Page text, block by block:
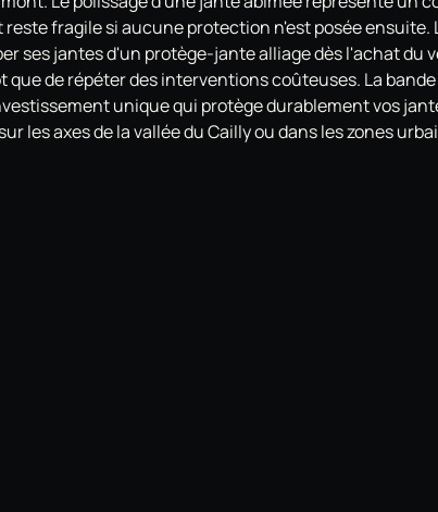
fragile si aucune protection n'est posée ensuite.
ses jantes d'un protège-jante alliage dès l'achat du
que de répéter des interventions coûteuses. La
unique qui protège durablement vos
les axes de la vallée du Cailly ou dans les zones